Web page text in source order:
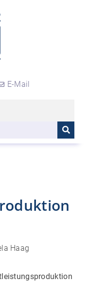
E-Mail
Haag